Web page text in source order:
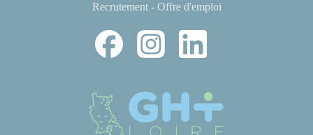
Recrutement - Offre d'emploi